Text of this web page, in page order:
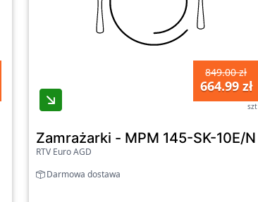
849.00 zł
664.99 zł
szt
Zamrażarki - MPM 145-SK-10E/N
RTV Euro AGD
Darmowa dostawa